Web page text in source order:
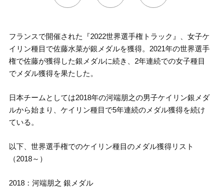
フランスで開催された『2022世界選手権トラック』、女子ケ
イリン種目で佐藤水菜が銀メダルを獲得。2021年の世界選手
権で佐藤が獲得した銀メダルに続き、2年連続での女子種目
でメダル獲得を果たした。
日本チームとしては2018年の河端朋之の男子ケイリン銀メダ
ルから始まり、ケイリン種目で5年連続のメダル獲得を続け
ている。
以下、世界選手権でのケイリン種目のメダル獲得リスト
（2018～）
2018：河端朋之 銀メダル